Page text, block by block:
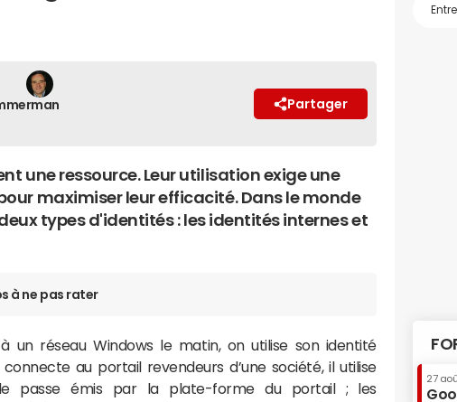
Partager
une ressource. Leur utilisation exige une
maximiser leur efficacité. Dans le monde
types d'identités : les identités internes et
à ne pas rater
un réseau Windows le matin, on utilise son identité
au portail revendeurs d’une société, il utilise
passe émis par la plate-forme du portail ; les
27